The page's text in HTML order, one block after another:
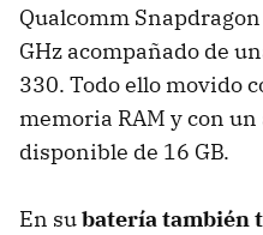
Qualcomm
GHz acompañado de
330. Todo ello movido
memoria RAM y con
disponible de 16 GB.
En subatería también